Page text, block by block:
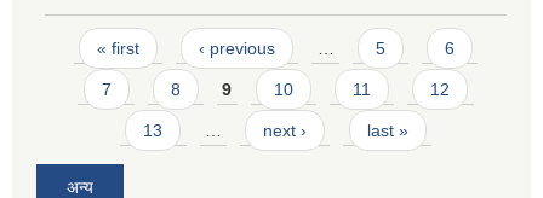
Pages
« first ‹ previous … 5 6
7 8 9 10 11 12
13 … next › last »
अन्य